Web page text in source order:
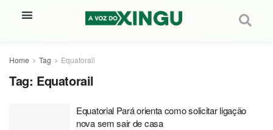
Home Tag Equatorail
Tag: Equatorail
Equatorial Pará orienta como solicitar ligação
nova sem sair de casa